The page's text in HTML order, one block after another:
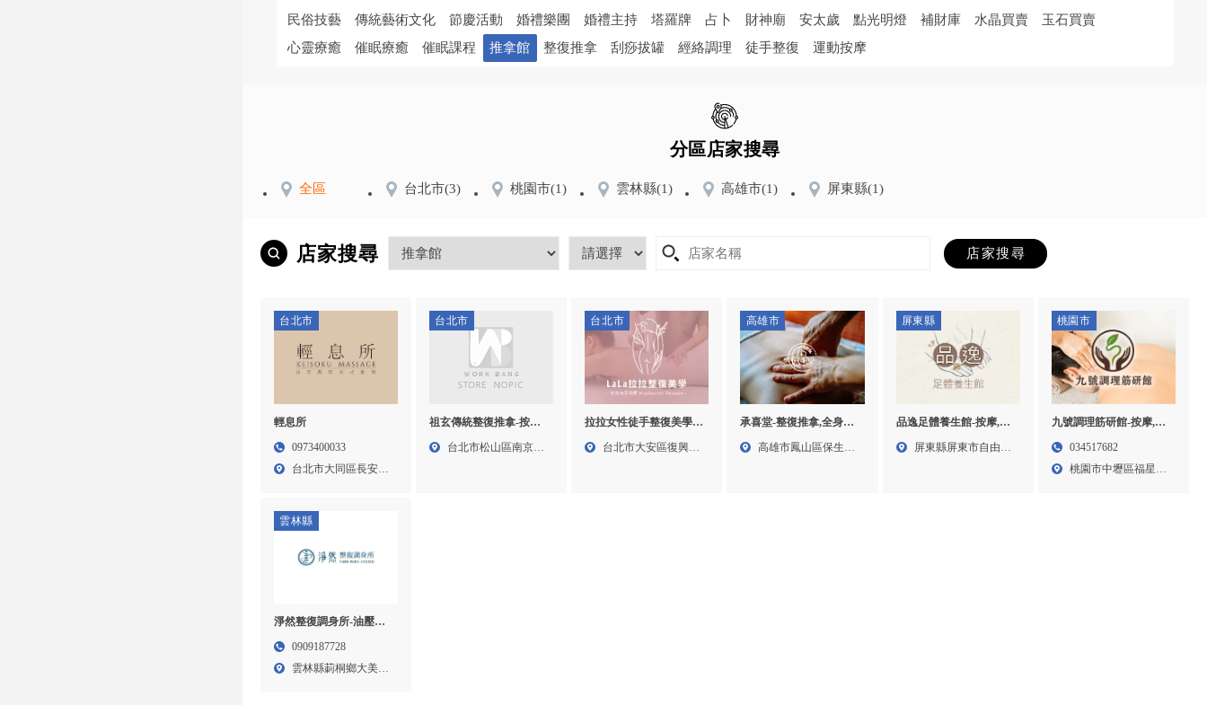
民俗技藝
傳統藝術文化 節慶活動 婚禮樂團 婚禮主持 塔羅牌 占卜 財神廟 安太歲 點光明燈 補財庫 水晶買賣
玉石買賣
心靈療癒
催眠療癒 催眠課程 推拿館 整復推拿 刮痧拔罐 經絡調理 徒手整復 運動按摩
分區店家搜尋
全區 台北市(3) 桃園市(1) 雲林縣(1) 高雄市(1) 屏東縣(1)
店家搜尋
台北市
輕息所
0973400033
台北市大同區長安西
台北市
祖玄傳統整復推拿-按摩,
台北按摩,台北運動按摩,
台北市松山區南京東
台北市
拉拉女性徒手整復美學-
整復按摩,撥筋按摩,台北
台北市大安區復興南
高雄市
承喜堂-整復推拿,全身按
摩,高雄整復推拿,高雄全
高雄市鳳山區保生路
屏東縣
品逸足體養生館-按摩,腳
底按摩,屏東按摩,屏東腳
屏東縣屏東市自由路
桃園市
九號調理筋研館-按摩,腳
底按摩,桃園按摩,中壢孕
壢按摩
034517682
桃園市中壢區福星七
雲林縣
淨然整復調身所-油壓按
摩,無痛除毛,雲林油壓按
0909187728
雲林縣莿桐鄉大美村